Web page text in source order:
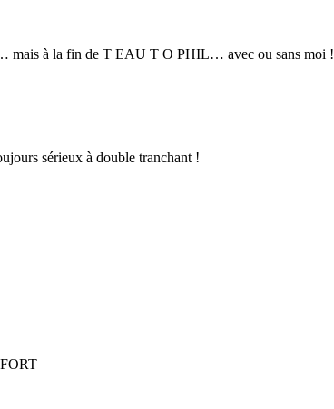
mais à la fin de T EAU T O PHIL… avec ou sans moi !
sérieux à double tranchant !